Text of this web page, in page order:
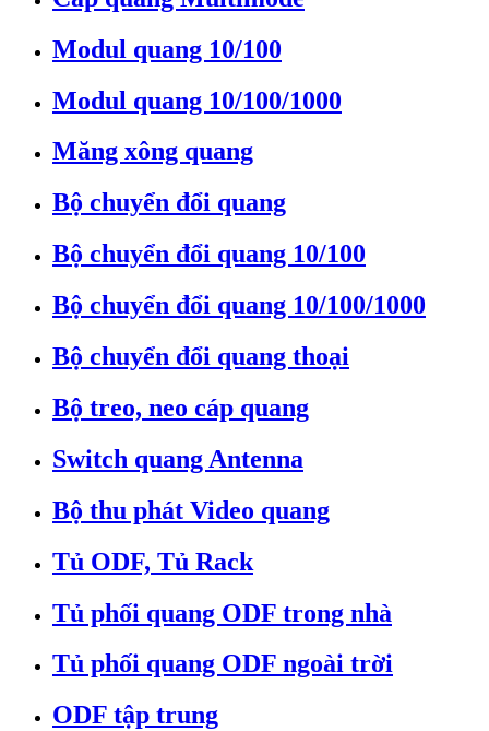
Modul quang 10/100
Modul quang 10/100/1000
Măng xông quang
Bộ chuyển đổi quang
Bộ chuyển đổi quang 10/100
Bộ chuyển đổi quang 10/100/1000
Bộ chuyển đổi quang thoại
Bộ treo, neo cáp quang
Switch quang Antenna
Bộ thu phát Video quang
Tủ ODF, Tủ Rack
Tủ phối quang ODF trong nhà
Tủ phối quang ODF ngoài trời
ODF tập trung